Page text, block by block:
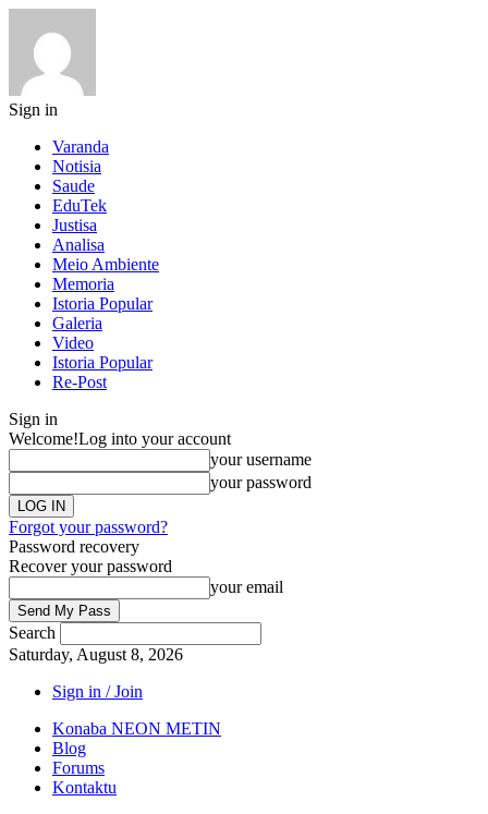
Sign in
Varanda
Notisia
Saude
EduTek
Justisa
Analisa
Meio Ambiente
Memoria
Istoria Popular
Galeria
Video
Istoria Popular
Re-Post
Sign in
Welcome!Log into your account
your username
your password
Forgot your password?
Password recovery
Recover your password
your email
Search
Saturday, August 8, 2026
Sign in / Join
Konaba NEON METIN
Blog
Forums
Kontaktu